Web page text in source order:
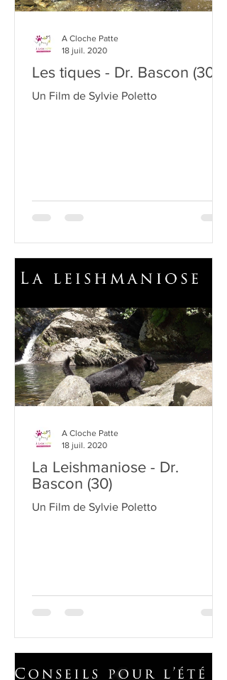
Les tiques - Dr. Bascon (30)
Un Film de Sylvie Poletto
A Cloche Patte
18 juil. 2020
La Leishmaniose - Dr.
Bascon (30)
Un Film de Sylvie Poletto
A Cloche Patte
18 juil. 2020